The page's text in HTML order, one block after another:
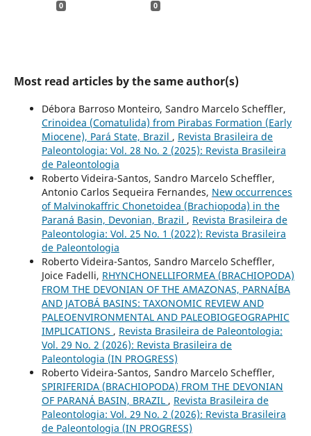
0 0
Most read articles by the same author(s)
Débora Barroso Monteiro, Sandro Marcelo Scheffler,
Crinoidea (Comatulida) from Pirabas Formation (Early
Miocene), Pará State, Brazil , Revista Brasileira de
Paleontologia: Vol. 28 No. 2 (2025): Revista Brasileira
de Paleontologia
Roberto Videira-Santos, Sandro Marcelo Scheffler,
Antonio Carlos Sequeira Fernandes, New occurrences
of Malvinokaffric Chonetoidea (Brachiopoda) in the
Paraná Basin, Devonian, Brazil , Revista Brasileira de
Paleontologia: Vol. 25 No. 1 (2022): Revista Brasileira
de Paleontologia
Roberto Videira-Santos, Sandro Marcelo Scheffler,
Joice Fadelli, RHYNCHONELLIFORMEA (BRACHIOPODA)
FROM THE DEVONIAN OF THE AMAZONAS, PARNAÍBA
AND JATOBÁ BASINS: TAXONOMIC REVIEW AND
PALEOENVIRONMENTAL AND PALEOBIOGEOGRAPHIC
IMPLICATIONS , Revista Brasileira de Paleontologia:
Vol. 29 No. 2 (2026): Revista Brasileira de
Paleontologia (IN PROGRESS)
Roberto Videira-Santos, Sandro Marcelo Scheffler,
SPIRIFERIDA (BRACHIOPODA) FROM THE DEVONIAN
OF PARANÁ BASIN, BRAZIL , Revista Brasileira de
Paleontologia: Vol. 29 No. 2 (2026): Revista Brasileira
de Paleontologia (IN PROGRESS)